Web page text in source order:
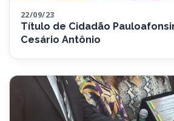
22/09/23
Título de Cidadão
Cesário Antônio